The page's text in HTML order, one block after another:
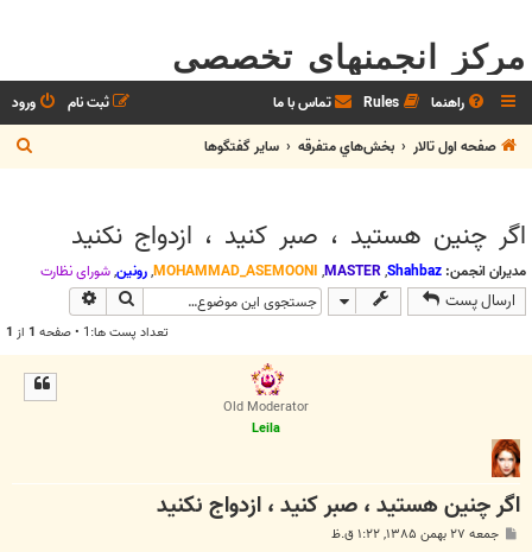
مرکز انجمنهای تخصصی
راهنما Rules تماس با ما ورود
ثبت نام
صفحه اول تالار
بخش‌‌هاي متفرقه ساير گفتگوها
س
اگر چنين هستيد ، صبر كنيد ، ازدواج نكنيد
مدیران انجمن: Shahbaz
,
MASTER
,
MOHAMMAD_ASEMOONI
,رونین,شوراي نظارت
ارسال پست جستجو
تعداد پست ها:1 • صفحه 1 از 1
Old Moderator
Leila
اگر چنين هستيد ، صبر كنيد ، ازدواج نكنيد
جمعه ۲۷ بهمن ۱۳۸۵, ۱:۲۲ ق.ظ